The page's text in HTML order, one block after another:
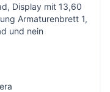
Display mit 13,60
Armaturenbrett 1,
und nein